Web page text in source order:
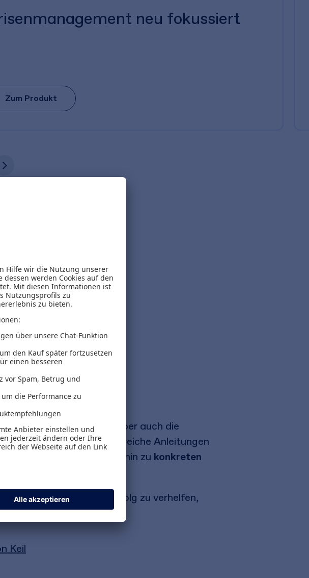
neu fokussiert
Zum Produkt
darum geht es bei der
die Erfolgsfaktoren, aber auch die
Manager erhalten hilfreiche Anleitungen
und -design bis hin zu konkreten
und nachhaltigem Erfolg zu verhelfen,
im Fokus.
Keil